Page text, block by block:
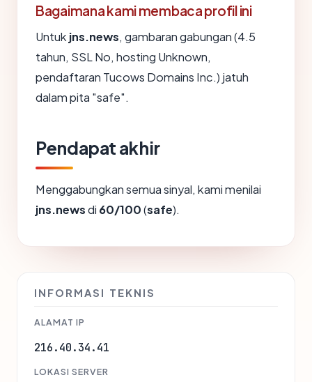
Bagaimana kami membaca profil ini
Untuk jns.news, gambaran gabungan (4.5
tahun, SSL No, hosting Unknown,
pendaftaran Tucows Domains Inc.) jatuh
dalam pita "safe".
Pendapat akhir
Menggabungkan semua sinyal, kami menilai
jns.newsdi 60/100(safe).
INFORMASI TEKNIS
ALAMAT IP
216.40.34.41
LOKASI SERVER